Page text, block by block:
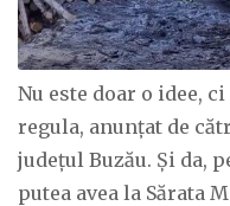
Nu este doar o idee,
regula, anunțat de
județul Buzău. Și da,
putea avea la Sărata